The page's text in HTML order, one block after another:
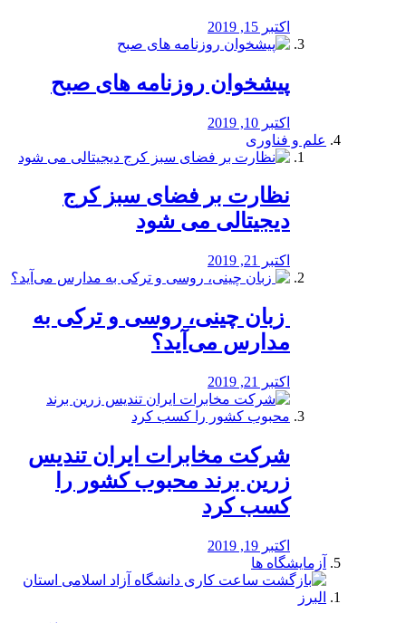
اکتبر 15, 2019
پیشخوان روزنامه های صبح
اکتبر 10, 2019
علم و فناوری
نظارت بر فضای سبز کرج
دیجیتالی می شود
اکتبر 21, 2019
️ زبان چینی، روسی و ترکی به
مدارس می‌آید؟
اکتبر 21, 2019
شرکت مخابرات ایران تندیس
زرین برند محبوب کشور را
کسب کرد
اکتبر 19, 2019
آزمایشگاه ها